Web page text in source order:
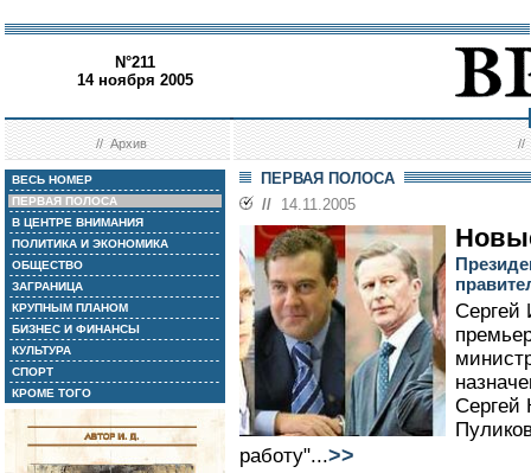
N°211
14 ноября 2005
//Архив //
ВЕСЬ НОМЕР
ПЕРВАЯ ПОЛОСА
В ЦЕНТРЕ ВНИМАНИЯ
ПОЛИТИКА И ЭКОНОМИКА
ОБЩЕСТВО
ЗАГРАНИЦА
КРУПНЫМ ПЛАНОМ
БИЗНЕС И ФИНАНСЫ
КУЛЬТУРА
СПОРТ
КРОМЕ ТОГО
ПЕРВАЯ ПОЛОСА
// 14.11.2005
Сергей
Сергей
работу"...>>